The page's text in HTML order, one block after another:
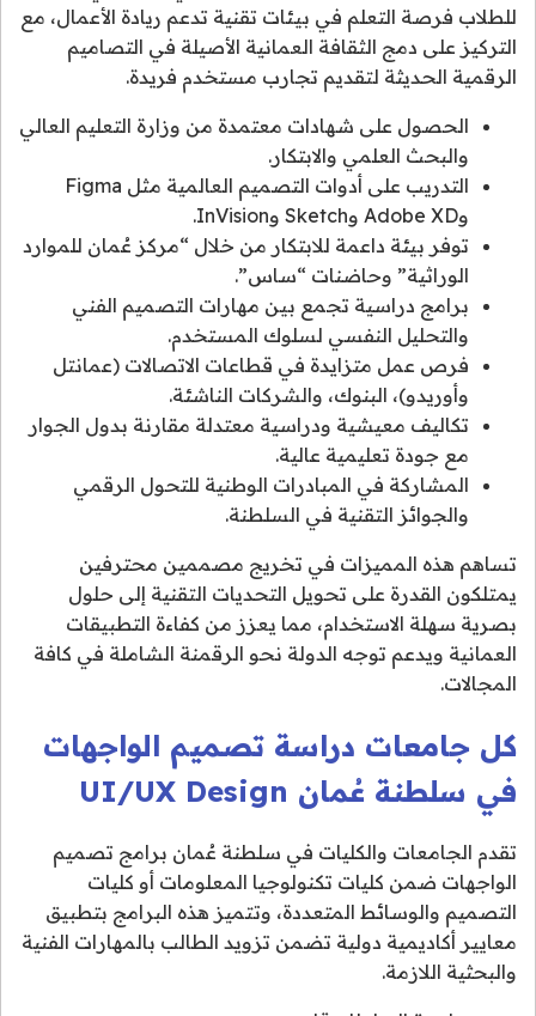
للطلاب فرصة التعلم في بيئات تقنية تدعم ريادة الأعمال، مع
التركيز على دمج الثقافة العمانية الأصيلة في التصاميم
الرقمية الحديثة لتقديم تجارب مستخدم فريدة.
الحصول على شهادات معتمدة من وزارة التعليم العالي
والبحث العلمي والابتكار.
التدريب على أدوات التصميم العالمية مثل Figma
وAdobe XD وSketch وInVision.
توفر بيئة داعمة للابتكار من خلال “مركز عُمان للموارد
الوراثية” وحاضنات “ساس”.
برامج دراسية تجمع بين مهارات التصميم الفني
والتحليل النفسي لسلوك المستخدم.
فرص عمل متزايدة في قطاعات الاتصالات (عمانتل
وأوريدو)، البنوك، والشركات الناشئة.
تكاليف معيشية ودراسية معتدلة مقارنة بدول الجوار
مع جودة تعليمية عالية.
المشاركة في المبادرات الوطنية للتحول الرقمي
والجوائز التقنية في السلطنة.
تساهم هذه المميزات في تخريج مصممين محترفين
يمتلكون القدرة على تحويل التحديات التقنية إلى حلول
بصرية سهلة الاستخدام، مما يعزز من كفاءة التطبيقات
العمانية ويدعم توجه الدولة نحو الرقمنة الشاملة في كافة
المجالات.
كل جامعات دراسة تصميم الواجهات
في سلطنة عُمان UI/UX Design
تقدم الجامعات والكليات في سلطنة عُمان برامج تصميم
الواجهات ضمن كليات تكنولوجيا المعلومات أو كليات
التصميم والوسائط المتعددة، وتتميز هذه البرامج بتطبيق
معايير أكاديمية دولية تضمن تزويد الطالب بالمهارات الفنية
والبحثية اللازمة.